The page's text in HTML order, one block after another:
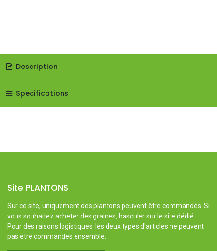
Description
Specifications
Site PLANTONS
Sur ce site, uniquement des plantons peuvent être commandés. Si
vous souhaitez acheter des graines, basculer sur le site dédié.
Pour des raisons logistiques, les deux types d'articles ne peuvent
pas être commandés ensemble.